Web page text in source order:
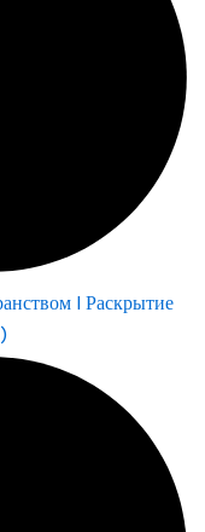
| Раскрытие